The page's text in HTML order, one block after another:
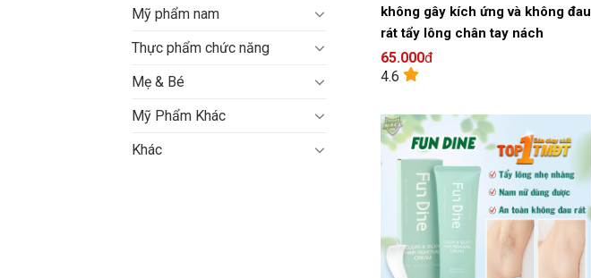
Mỹ phẩm nam
Thực phẩm chức năng
Mẹ & Bé
Mỹ Phẩm Khác
Khác
không gây kích ứng và không đau
rát tẩy lông chân tay nách
65.000đ
4.6